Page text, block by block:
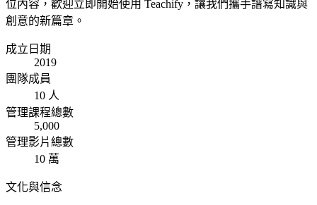
位內容，歡迎立即開始使用 Teachify，讓我們攜手譜寫知識與
創意的新篇章。
成立日期
2019
團隊成員
10 人
管理課程總數
5,000
管理影片總數
10 萬
文化與信念